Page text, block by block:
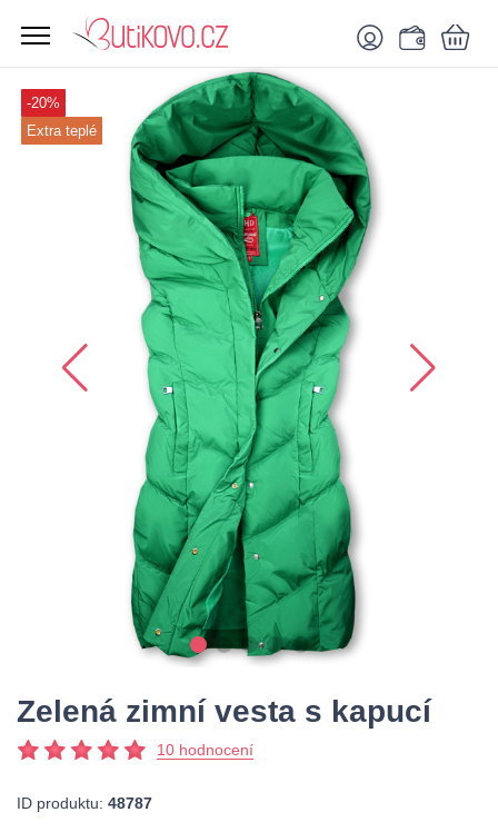
-20%
Extra teplé
Zelená zimní vesta s kapucí
10 hodnocení
ID produktu: 48787